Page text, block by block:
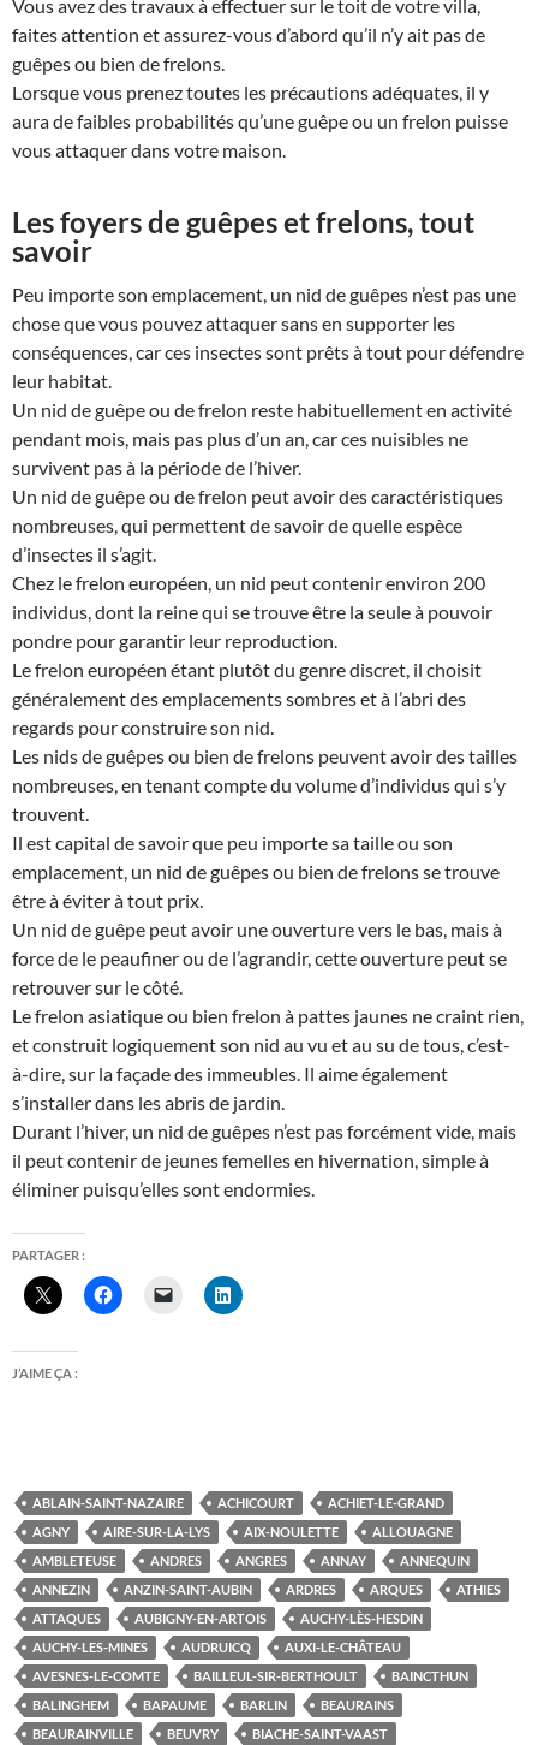
Vous avez des travaux à effectuer sur le toit de votre villa,
faites attention et assurez-vous d’abord qu’il n’y ait pas de
guêpes ou bien de frelons.
Lorsque vous prenez toutes les précautions adéquates, il y
aura de faibles probabilités qu’une guêpe ou un frelon puisse
vous attaquer dans votre maison.
Les foyers de guêpes et frelons, tout
savoir
Peu importe son emplacement, un nid de guêpes n’est pas une
chose que vous pouvez attaquer sans en supporter les
conséquences, car ces insectes sont prêts à tout pour défendre
leur habitat.
Un nid de guêpe ou de frelon reste habituellement en activité
pendant mois, mais pas plus d’un an, car ces nuisibles ne
survivent pas à la période de l’hiver.
Un nid de guêpe ou de frelon peut avoir des caractéristiques
nombreuses, qui permettent de savoir de quelle espèce
d’insectes il s’agit.
Chez le frelon européen, un nid peut contenir environ 200
individus, dont la reine qui se trouve être la seule à pouvoir
pondre pour garantir leur reproduction.
Le frelon européen étant plutôt du genre discret, il choisit
généralement des emplacements sombres et à l’abri des
regards pour construire son nid.
Les nids de guêpes ou bien de frelons peuvent avoir des tailles
nombreuses, en tenant compte du volume d’individus qui s’y
trouvent.
Il est capital de savoir que peu importe sa taille ou son
emplacement, un nid de guêpes ou bien de frelons se trouve
être à éviter à tout prix.
Un nid de guêpe peut avoir une ouverture vers le bas, mais à
force de le peaufiner ou de l’agrandir, cette ouverture peut se
retrouver sur le côté.
Le frelon asiatique ou bien frelon à pattes jaunes ne craint rien,
et construit logiquement son nid au vu et au su de tous, c’est-
à-dire, sur la façade des immeubles. Il aime également
s’installer dans les abris de jardin.
Durant l’hiver, un nid de guêpes n’est pas forcément vide, mais
il peut contenir de jeunes femelles en hivernation, simple à
éliminer puisqu’elles sont endormies.
PARTAGER :
J’AIME ÇA :
ABLAIN-SAINT-NAZAIRE ACHICOURT
ACHIET-LE-GRAND
AGNY
AIRE-SUR-LA-LYS AIX-NOULETTE
ALLOUAGNE
AMBLETEUSE
ANDRES ANGRES ANNAY
ANNEQUIN
ANNEZIN
ANZIN-SAINT-AUBIN ARDRES ARQUES
ATHIES
ATTAQUES
AUBIGNY-EN-ARTOIS
AUCHY-LÈS-HESDIN
AUCHY-LES-MINES
AUDRUICQ
AUXI-LE-CHÂTEAU
AVESNES-LE-COMTE
BAILLEUL-SIR-BERTHOULT
BAINCTHUN
BALINGHEM
BAPAUME BARLIN
BEAURAINS
BEAURAINVILLE
BEUVRY
BIACHE-SAINT-VAAST